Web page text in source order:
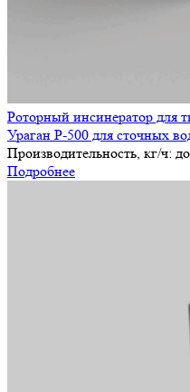
Роторный инсинератор для
Ураган Р-500 для сточных
Производительность, кг/ч:
Подробнее